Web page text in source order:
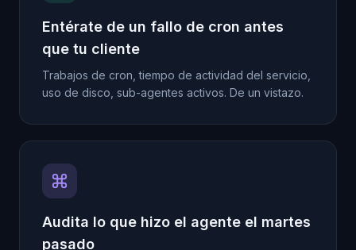
Entérate de un fallo de cron antes
que tu cliente
Trabajos de cron, tiempo de actividad del servicio,
uso de disco, sub-agentes activos. De un vistazo.
Audita lo que hizo el agente el martes
pasado